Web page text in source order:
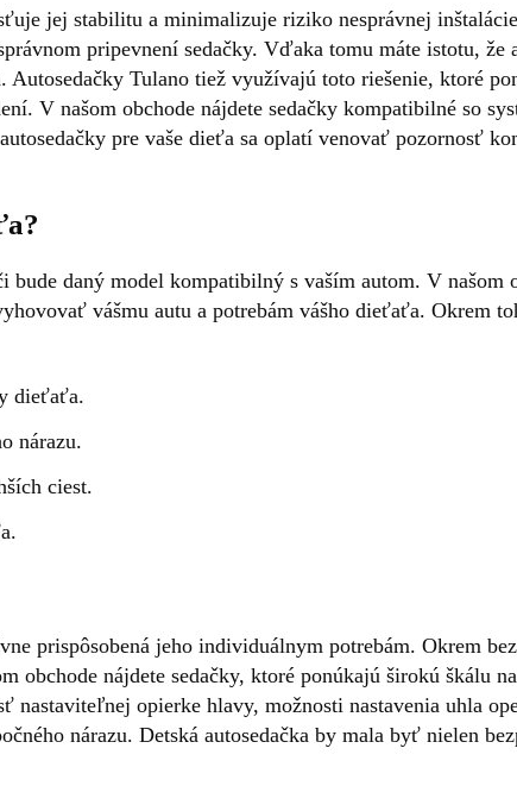
jej stabilitu a minimalizuje riziko nesprávnej
pripevnení sedačky. Vďaka tomu máte istotu, že
Autosedačky Tulano tiež využívajú toto riešenie, ktoré
V našom obchode nájdete sedačky kompatibilné so
pre vaše dieťa sa oplatí venovať pozornosť
daný model kompatibilný s vaším autom. V našom
vášmu autu a potrebám vášho dieťaťa. Okrem
dieťaťa.
nárazu.
ciest.
prispôsobená jeho individuálnym potrebám. Okrem
nájdete sedačky, ktoré ponúkajú širokú škálu
opierke hlavy, možnosti nastavenia uhla
nárazu. Detská autosedačka by mala byť nielen